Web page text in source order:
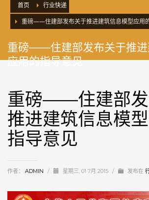
首页
行业快递
重磅——住建部发布关于推进建筑信息模型应用
重磅——住建部发布关于推进
应用的指导意见
重磅——住建部发
推进建筑信息模
指导意见
作者： ADMIN / 星期三, 01 7月 2015 / 发布在